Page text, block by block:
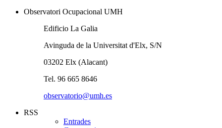
Observatori Ocupacional UMH
Edificio La Galia
Avinguda de la Universitat d'Elx, S/N
03202 Elx (Alacant)
Tel. 96 665 8646
observatorio@umh.es
RSS
Entrades